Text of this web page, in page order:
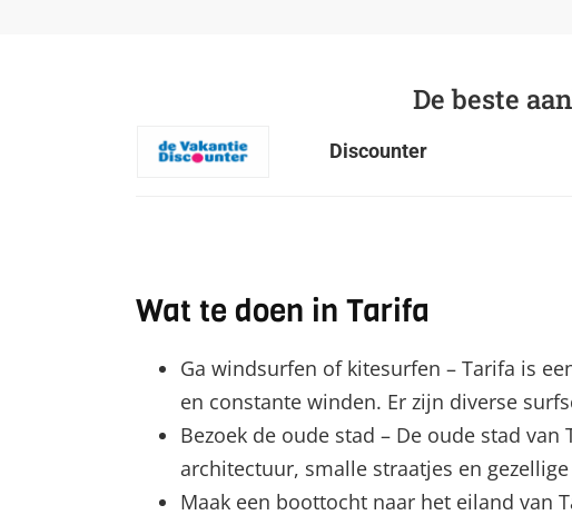
De beste
Discounter
Wat te doen in Tarifa
Ga windsurfen of kitesurfen – Tarifa is
en constante winden. Er zijn diverse
Bezoek de oude stad – De oude stad
architectuur, smalle straatjes en
Maak een boottocht naar het eiland van